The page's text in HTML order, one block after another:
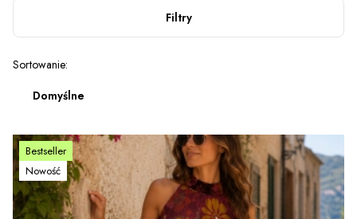
Filtry
Lista produktów
Sortowanie:
Domyślne
Bestseller
Nowość